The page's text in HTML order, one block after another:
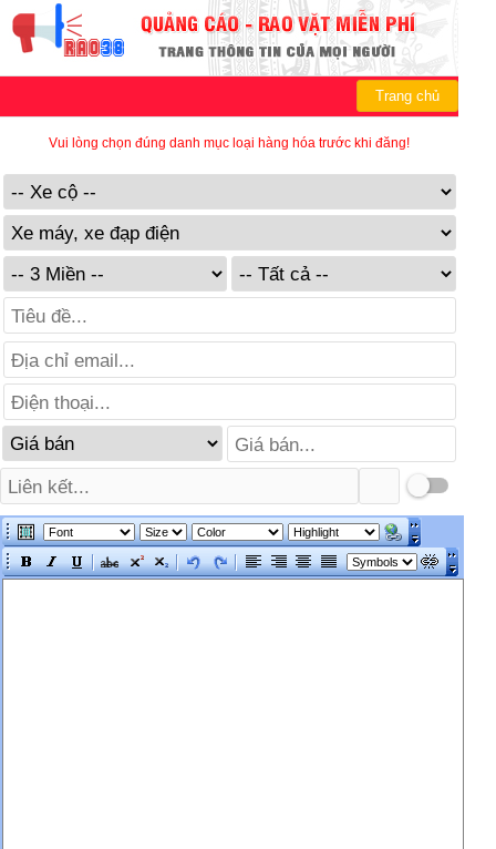
Trang chủ
Vui lòng chọn đúng danh mục loại hàng hóa trước khi đăng!